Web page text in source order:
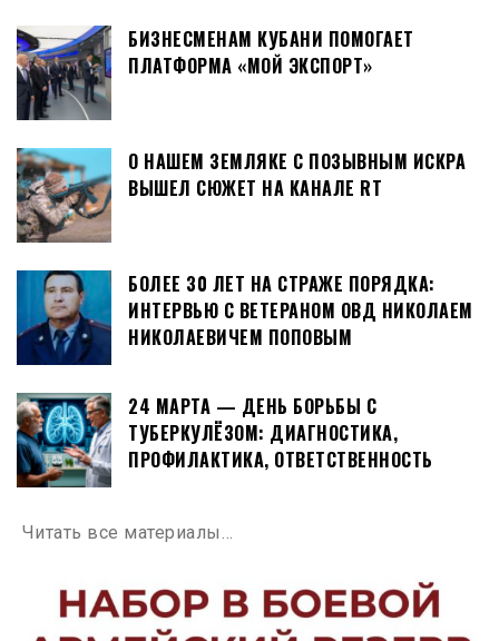
БИЗНЕСМЕНАМ КУБАНИ ПОМОГАЕТ
ПЛАТФОРМА «МОЙ ЭКСПОРТ»
О НАШЕМ ЗЕМЛЯКЕ С ПОЗЫВНЫМ ИСКРА
ВЫШЕЛ СЮЖЕТ НА КАНАЛЕ RT
БОЛЕЕ 30 ЛЕТ НА СТРАЖЕ ПОРЯДКА:
ИНТЕРВЬЮ С ВЕТЕРАНОМ ОВД НИКОЛАЕМ
НИКОЛАЕВИЧЕМ ПОПОВЫМ
24 МАРТА — ДЕНЬ БОРЬБЫ С
ТУБЕРКУЛЁЗОМ: ДИАГНОСТИКА,
ПРОФИЛАКТИКА, ОТВЕТСТВЕННОСТЬ
Читать все материалы…